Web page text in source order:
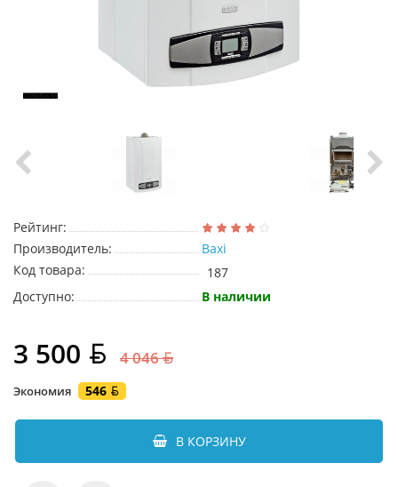
Рейтинг:
Производитель:
Baxi
Код товара:
187
Доступно:
В наличии
3 500 4 046
Экономия 546
В КОРЗИНУ